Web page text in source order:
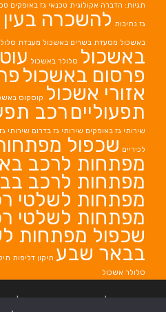
תגיות: הדברה אקולוגית טכנאי גז באופקים
גז נתיבות להשכרה
באשכול מסעדת בשרים באשכול מעבדת
באשכול סלולר באשכול
פרסום באשכול
אזורי אשכול קוסקוס
תפעוליים רכב
שירותי גז באופקים שירותי גז בדרום שירותי
לכיריים שכפול
מפתחות לרכב
מפתחות לרכב
מפתחות לשלטי
מפתחות לשלטי
שכפול מפתחות
בבאר שבע תיקון דליפות
סלולר אשכול